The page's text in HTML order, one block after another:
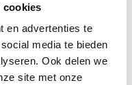
cookies
en advertenties te
media te bieden
Ook delen we
site met onze
Noorwegen zijn
uitgezet,...
gemist?